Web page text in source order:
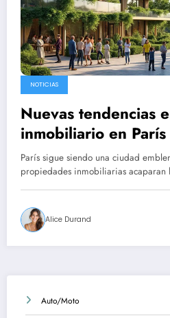
NOTICIAS
Nuevas tendencias
inmobiliario en
París sigue siendo una ciudad
propiedades inmobiliarias acaparan
Alice Durand
Auto/Moto